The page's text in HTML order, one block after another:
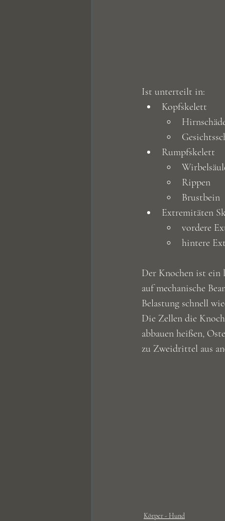
Ist unterteilt in:
Kopfskelett
Rumpfskelett
Rippen
Brustbein
Extremitäten
vordere
hintere
Der Knochen ist ein
auf mechanische
Belastung schnell
Die Zellen die
abbauen heißen,
zu Zweidrittel aus
Körper - Hund